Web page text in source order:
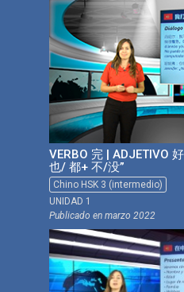
VERBO 完 | ADJETIVO
也/ 都+ 不/没”
Chino HSK 3 (intermedio)
UNIDAD 1
Publicado enmarzo 2022